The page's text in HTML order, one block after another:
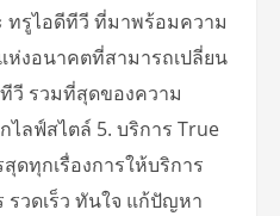
ทรูไอดีทีวี ที่มาพร้อมความ
ห่งอนาคตที่สามารถเปลี่ยน
วี รวมที่สุดของความ
ไลฟ์สไตล์ 5. บริการ True
สุดทุกเรื่องการให้บริการ
วดเร็ว ทันใจ แก้ปัญหา